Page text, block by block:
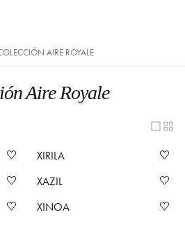
AIRE ROYALE
Aire Royale
XIRILA
XAZIL
XINOA